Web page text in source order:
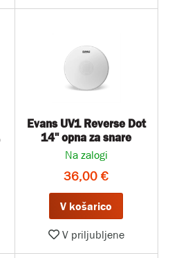
Evans UV1 Reverse Dot
14'' opna za snare
Na zalogi
36,00 €
V košarico
V priljubljene